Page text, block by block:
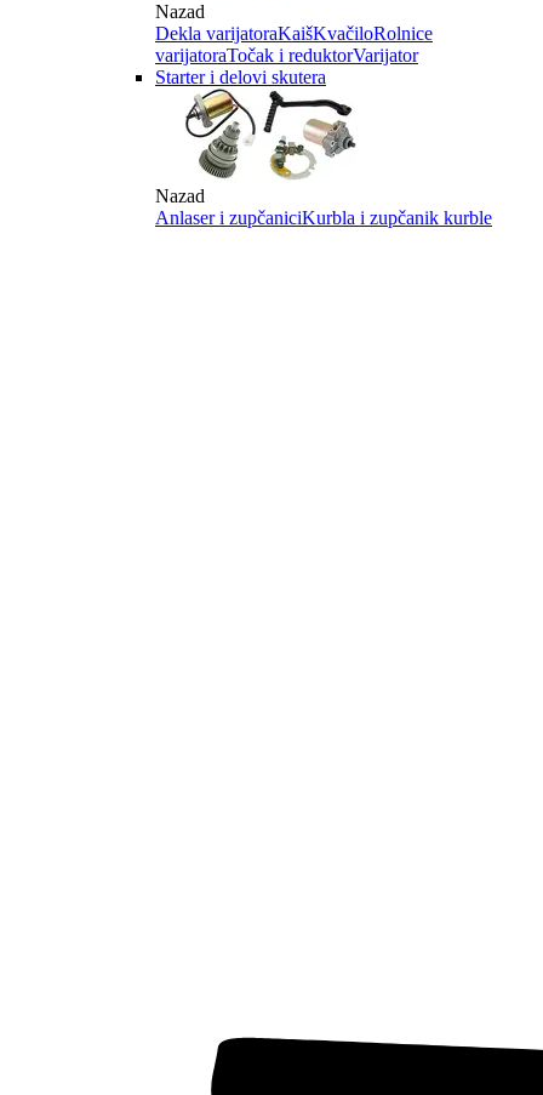
Nazad
Dekla varijatoraKaišKvačiloRolnice
varijatoraTočak i reduktorVarijator
Starter i delovi skutera
Nazad
Anlaser i zupčaniciKurbla i zupčanik kurble